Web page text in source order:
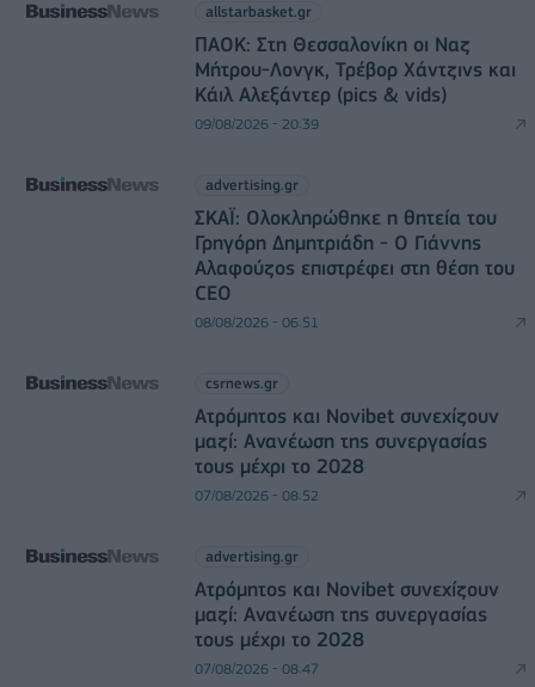
allstarbasket.gr
ΠΑΟΚ: Στη Θεσσαλονίκη οι Ναζ
Μήτρου-Λονγκ, Τρέβορ Χάντζινς και
Κάιλ Αλεξάντερ (pics & vids)
09/08/2026 - 20:39
advertising.gr
ΣΚΑΪ: Ολοκληρώθηκε η θητεία του
Γρηγόρη Δημητριάδη - Ο Γιάννης
Αλαφούζος επιστρέφει στη θέση του
CEO
08/08/2026 - 06:51
csrnews.gr
Ατρόμητος και Novibet συνεχίζουν
μαζί: Ανανέωση της συνεργασίας
τους μέχρι το 2028
07/08/2026 - 08:52
advertising.gr
Ατρόμητος και Novibet συνεχίζουν
μαζί: Ανανέωση της συνεργασίας
τους μέχρι το 2028
07/08/2026 - 08:47